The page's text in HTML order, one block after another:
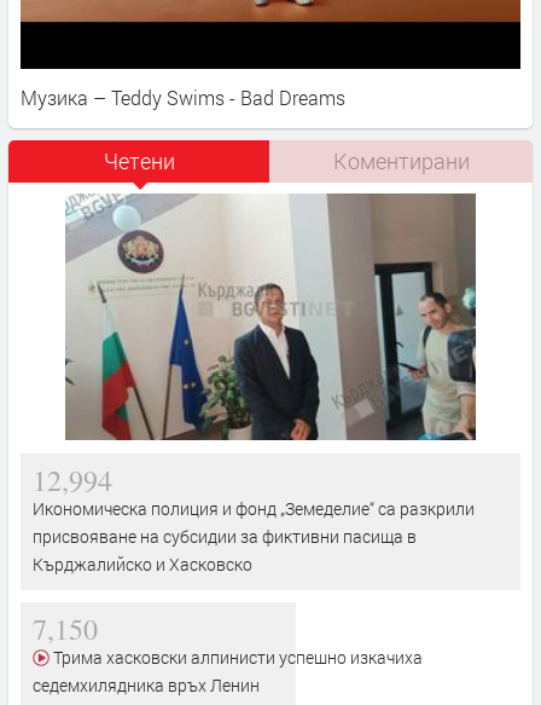
Музика – Teddy Swims - Bad Dreams
Четени Коментирани
12,994
Икономическа полиция и фонд „Земеделие“ са разкрили
присвояване на субсидии за фиктивни пасища в
Кърджалийско и Хасковско
7,150
седемхилядника връх Ленин